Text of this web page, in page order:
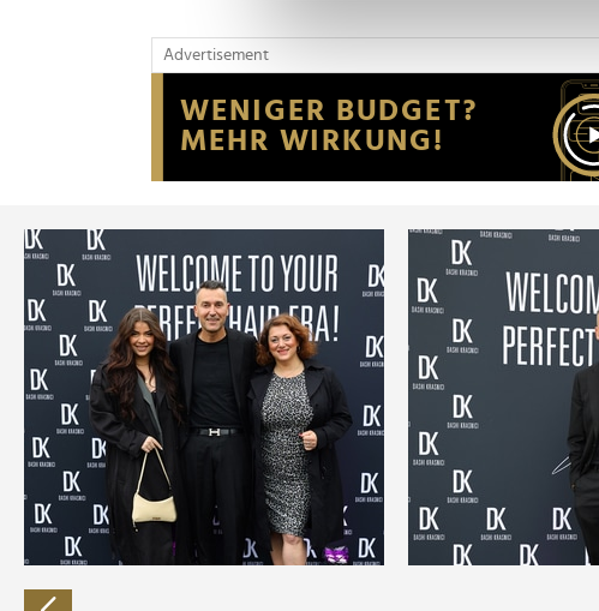
Wir verwenden Cookies, um Inhalte
Website an unsere Partner für
möglicherweise mit weiteren Daten
der Dienste gesammelt haben.
Advertisement